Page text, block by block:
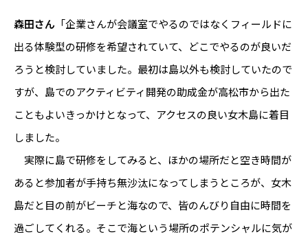
森田さん 「企業さんが会議室でやるのではなくフィールドに
出る体験型の研修を希望されていて、どこでやるのが良いだ
ろうと検討していました。最初は島以外も検討していたので
すが、島でのアクティビティ開発の助成金が高松市から出た
こともよいきっかけとなって、アクセスの良い女木島に着目
しました。
実際に島で研修をしてみると、ほかの場所だと空き時間が
あると参加者が手持ち無沙汰になってしまうところが、女木
島だと目の前がビーチと海なので、皆のんびり自由に時間を
過ごしてくれる。そこで海という場所のポテンシャルに気が